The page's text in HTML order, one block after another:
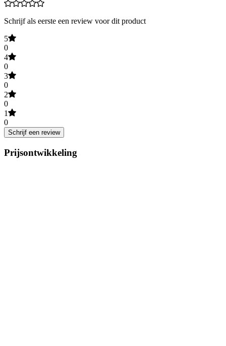
Schrijf als eerste een review voor dit product
5
0
4
0
3
0
2
0
1
0
Schrijf een review
Prijsontwikkeling